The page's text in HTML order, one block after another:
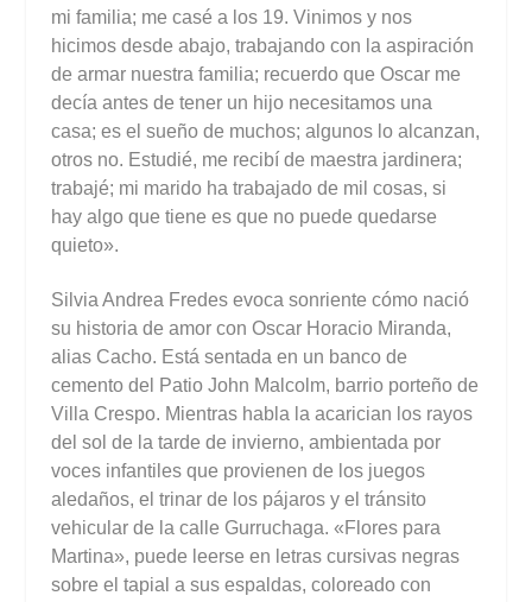
mi familia; me casé a los 19. Vinimos y nos
hicimos desde abajo, trabajando con la aspiración
de armar nuestra familia; recuerdo que Oscar me
decía antes de tener un hijo necesitamos una
casa; es el sueño de muchos; algunos lo alcanzan,
otros no. Estudié, me recibí de maestra jardinera;
trabajé; mi marido ha trabajado de mil cosas, si
hay algo que tiene es que no puede quedarse
quieto».
Silvia Andrea Fredes evoca sonriente cómo nació
su historia de amor con Oscar Horacio Miranda,
alias Cacho. Está sentada en un banco de
cemento del Patio John Malcolm, barrio porteño de
Villa Crespo. Mientras habla la acarician los rayos
del sol de la tarde de invierno, ambientada por
voces infantiles que provienen de los juegos
aledaños, el trinar de los pájaros y el tránsito
vehicular de la calle Gurruchaga. «Flores para
Martina», puede leerse en letras cursivas negras
sobre el tapial a sus espaldas, coloreado con